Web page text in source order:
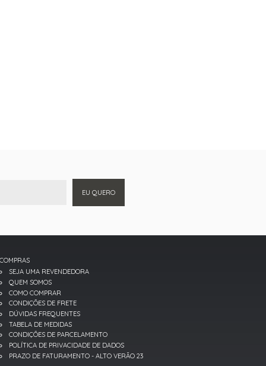
EU QUERO
SEJA UMA REVENDEDORA
QUEM SOMOS
COMO COMPRAR
CONDIÇÕES DE FRETE
DÚVIDAS FREQUENTES
TABELA DE MEDIDAS
CONDIÇÕES DE PARCELAMENTO
POLÍTICA DE PRIVACIDADE DE DADOS
PRAZO DE FATURAMENTO - ALTO VERÃO 23